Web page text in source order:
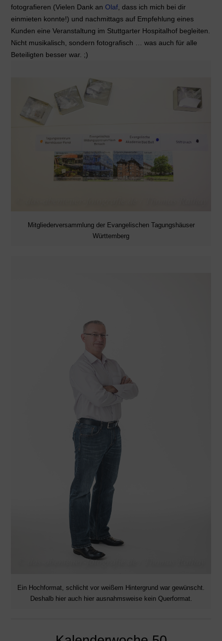
fotografieren (Vielen Dank an Olaf, dass ich mich bei dir
einmieten konnte!) und nachmittags auf Empfehlung eines
Kunden eine Veranstaltung im Stuttgarter Hospitalhof begleiten.
Nicht musikalisch, sondern fotografisch … was auch für alle
Beteiligten besser war. ;)
Mitgliederversammlung der Evangelischen Tagungshäuser
Württemberg
Ein Hochformat, schlicht vor weißem Hintergrund war gewünscht.
Deshalb hier auch hier ausnahmsweise kein Querformat.